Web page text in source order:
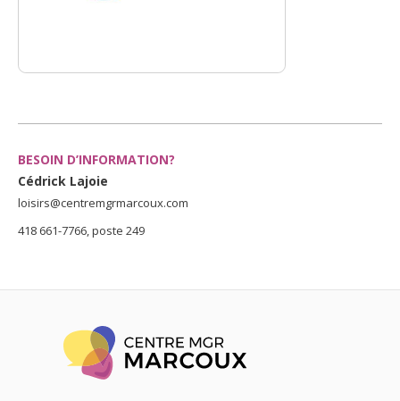
BESOIN D’INFORMATION?
Cédrick Lajoie
loisirs@centremgrmarcoux.com
418 661-7766, poste 249